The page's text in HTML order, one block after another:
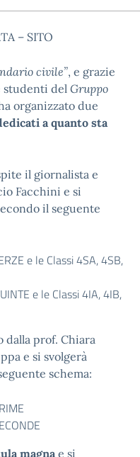
– SITO
civile”, e grazie
studenti delGruppo
organizzato due
a quanto sta
il giornalista e
Facchini e si
il seguente
e le Classi 4SA, 4SB,
e le Classi 4IA, 4IB,
dalla prof. Chiara
e si svolgerà
schema:
magnae si